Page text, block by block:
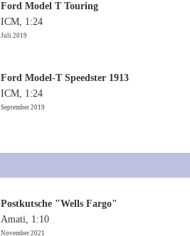
Ford Model T Touring
ICM, 1:24
Juli 2019
Ford Model-T Speedster 1913
ICM, 1:24
September 2019
Postkutsche "Wells Fargo"
Amati, 1:10
November 2021